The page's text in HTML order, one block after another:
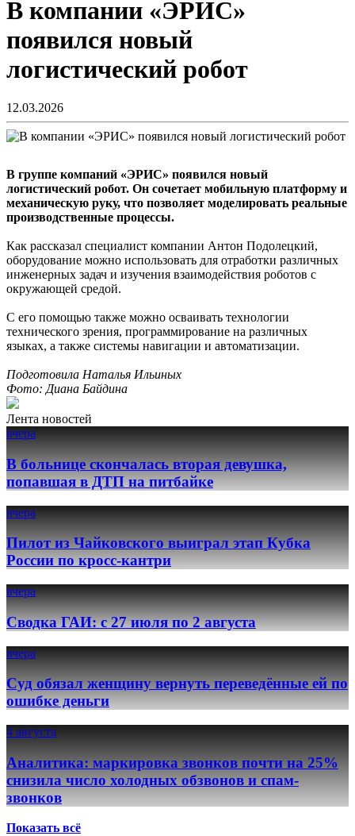
В компании «ЭРИС»
появился новый
логистический робот
12.03.2026
В группе компаний «ЭРИС» появился новый
логистический робот. Он сочетает мобильную платформу и
механическую руку, что позволяет моделировать реальные
производственные процессы.
Как рассказал специалист компании Антон Подолецкий,
оборудование можно использовать для отработки различных
инженерных задач и изучения взаимодействия роботов с
окружающей средой.
С его помощью также можно осваивать технологии
технического зрения, программирование на различных
языках, а также системы навигации и автоматизации.
Подготовила Наталья Ильиных
Фото: Диана Байдина
Лента новостей
вчера
В больнице скончалась вторая девушка,
попавшая в ДТП на питбайке
вчера
Пилот из Чайковского выиграл этап Кубка
России по кросс-кантри
вчера
Сводка ГАИ: с 27 июля по 2 августа
вчера
Суд обязал женщину вернуть переведённые ей по
ошибке деньги
4 августа
Аналитика: маркировка звонков почти на 25%
снизила число холодных обзвонов и спам-
звонков
Показать всё